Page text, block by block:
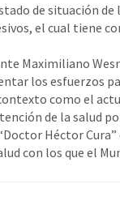
de situación
el cual tiene
Maximiliano
los esfuerzos
como el
de la salud
Héctor
con los que el